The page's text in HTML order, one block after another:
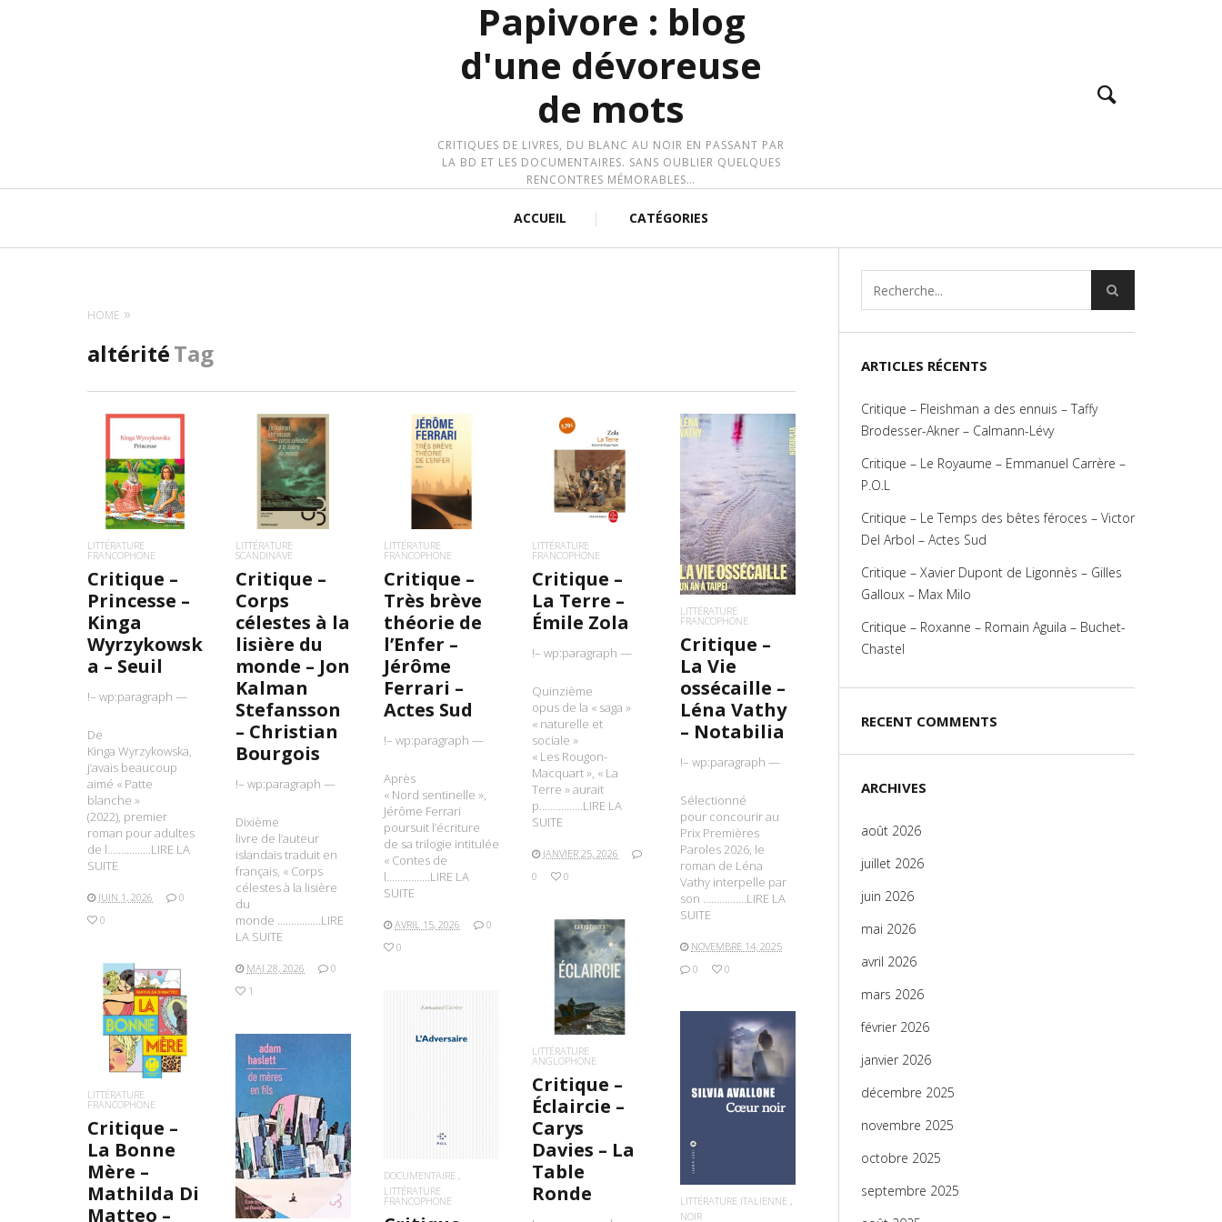
Papivore : blog
d'une dévoreuse
de mots
CRITIQUES DE LIVRES, DU BLANC AU NOIR EN PASSANT PAR
LA BD ET LES DOCUMENTAIRES. SANS OUBLIER QUELQUES
RENCONTRES MÉMORABLES…
ACCUEIL CATÉGORIES
HOME
altéritéTag
LIRE LA SUITE
LITTÉRATURE
FRANCOPHONE
Critique –
Princesse –
Kinga
Wyrzykowsk
a – Seuil
!– wp:paragraph —
De
Kinga Wyrzykowska,
j’avais beaucoup
aimé « Patte
blanche »
(2022), premier
roman pour adultes
de l…………….LIRE LA
SUITE
JUIN 1, 2026
0
0
LIRE LA SUITE
LITTÉRATURE
SCANDINAVE
Critique –
Corps
célestes à la
lisière du
monde – Jon
Kalman
Stefansson
– Christian
Bourgois
!– wp:paragraph —
Dixième
livre de l’auteur
islandais traduit en
français, « Corps
célestes à la lisière
du
monde …………….LIRE
LA SUITE
MAI 28, 2026
0
1
LIRE LA SUITE
LITTÉRATURE
FRANCOPHONE
Critique –
Très brève
théorie de
l’Enfer –
Jérôme
Ferrari –
Actes Sud
!– wp:paragraph —
Après
« Nord sentinelle »,
Jérôme Ferrari
poursuit l’écriture
de sa trilogie intitulée
« Contes de
l…………….LIRE LA
SUITE
AVRIL 15, 2026
0
0
LIRE LA SUITE
LITTÉRATURE
FRANCOPHONE
Critique –
La Terre –
Émile Zola
!– wp:paragraph —
Quinzième
opus de la « saga »
« naturelle et
sociale »
« Les Rougon-
Macquart », « La
Terre » aurait
p…………….LIRE LA
SUITE
JANVIER 25, 2026
0
0
LIRE LA SUITE
LITTÉRATURE
FRANCOPHONE
Critique –
La Vie
ossécaille –
Léna Vathy
– Notabilia
!– wp:paragraph —
Sélectionné
pour concourir au
Prix Premières
Paroles 2026, le
roman de Léna
Vathy interpelle par
son …………….LIRE LA
SUITE
NOVEMBRE 14, 2025
0
0
LIRE LA SUITE
LITTÉRATURE
ANGLOPHONE
Critique –
Éclaircie –
Carys
Davies – La
Table
Ronde
LIRE LA SUITE
LITTÉRATURE
FRANCOPHONE
Critique –
La Bonne
Mère –
Mathilda Di
Matteo –
DOCUMENTAIRE
LITTÉRATURE
FRANCOPHONE
LIRE LA SUITE
LITTÉRATURE ITALIENNE
NOIR
LIRE LA SUITE
ARTICLES RÉCENTS
Critique – Fleishman a des ennuis – Taffy
Brodesser-Akner – Calmann-Lévy
Critique – Le Royaume – Emmanuel Carrère –
P.O.L
Critique – Le Temps des bêtes féroces – Victor
Del Arbol – Actes Sud
Critique – Xavier Dupont de Ligonnès – Gilles
Galloux – Max Milo
Critique – Roxanne – Romain Aguila – Buchet-
Chastel
RECENT COMMENTS
ARCHIVES
août 2026
juillet 2026
juin 2026
mai 2026
avril 2026
mars 2026
février 2026
janvier 2026
décembre 2025
novembre 2025
octobre 2025
septembre 2025